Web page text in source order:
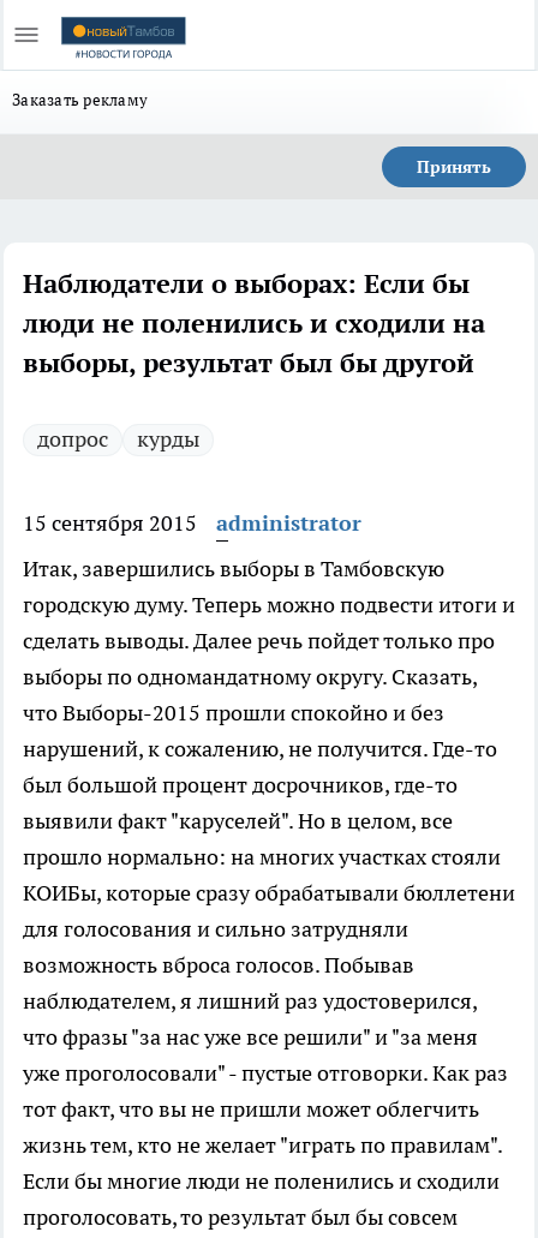
Заказать рекламу
Принять
Наблюдатели о выборах: Если бы
люди не поленились и сходили на
выборы, результат был бы другой
допрос курды
15 сентября 2015
administrator
Итак, завершились выборы в Тамбовскую
городскую думу. Теперь можно подвести итоги и
сделать выводы. Далее речь пойдет только про
выборы по одномандатному округу. Сказать,
что Выборы-2015 прошли спокойно и без
нарушений, к сожалению, не получится. Где-то
был большой процент досрочников, где-то
выявили факт "каруселей". Но в целом, все
прошло нормально: на многих участках стояли
КОИБы, которые сразу обрабатывали бюллетени
для голосования и сильно затрудняли
возможность вброса голосов. Побывав
наблюдателем, я лишний раз удостоверился,
что фразы "за нас уже все решили" и "за меня
уже проголосовали" - пустые отговорки. Как раз
тот факт, что вы не пришли может облегчить
жизнь тем, кто не желает "играть по правилам".
Если бы многие люди не поленились и сходили
проголосовать, то результат был бы совсем